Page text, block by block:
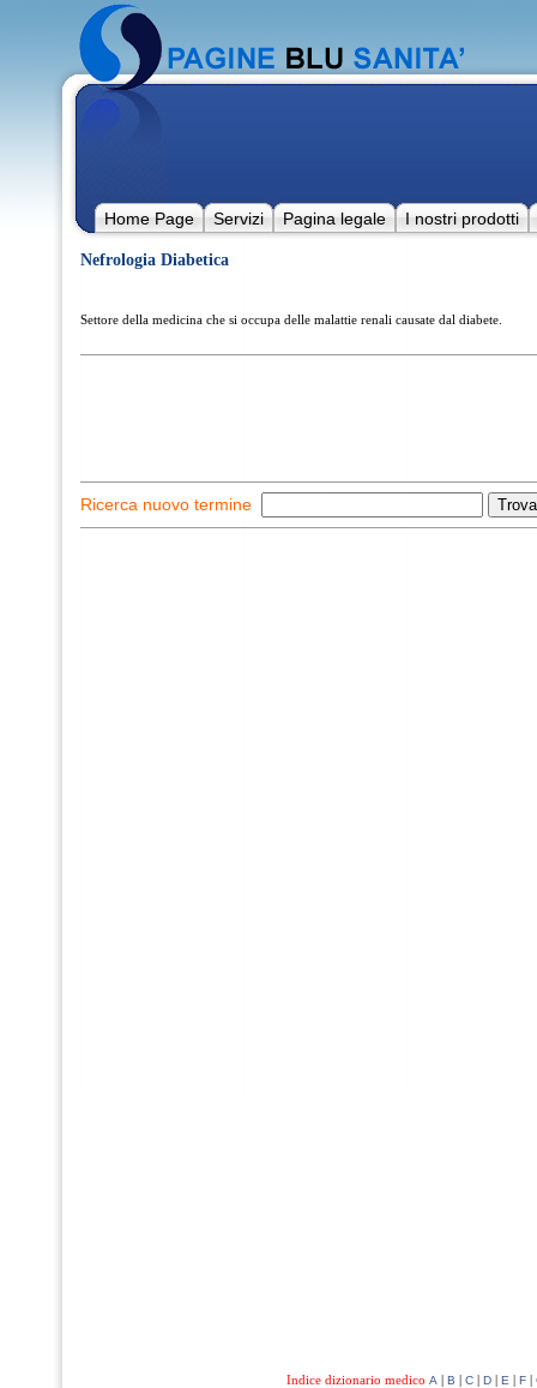
Home Page Servizi Pagina legale I nostri prodotti
Nefrologia Diabetica
Settore della medicina che si occupa delle malattie renali causate dal diabete.
Ricerca nuovo termine
Indice dizionario medico A | B | C| D| E | F|